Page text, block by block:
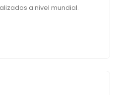
a nivel mundial.